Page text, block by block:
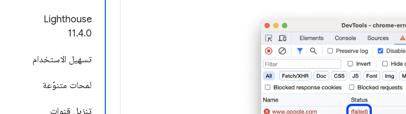
‫Lighthouse
11.4.0
تسهيل الاستخدام
لمحات متنوّعة
تنزيل قنوات